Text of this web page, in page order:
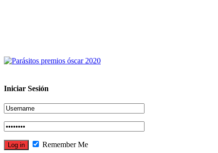
Iniciar Sesión
Remember Me